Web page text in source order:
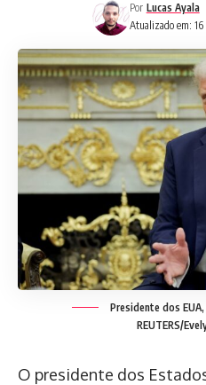
Atualizado em: 16
Por Lucas Ayala
Presidente dos
REUTERS/
O presidente dos